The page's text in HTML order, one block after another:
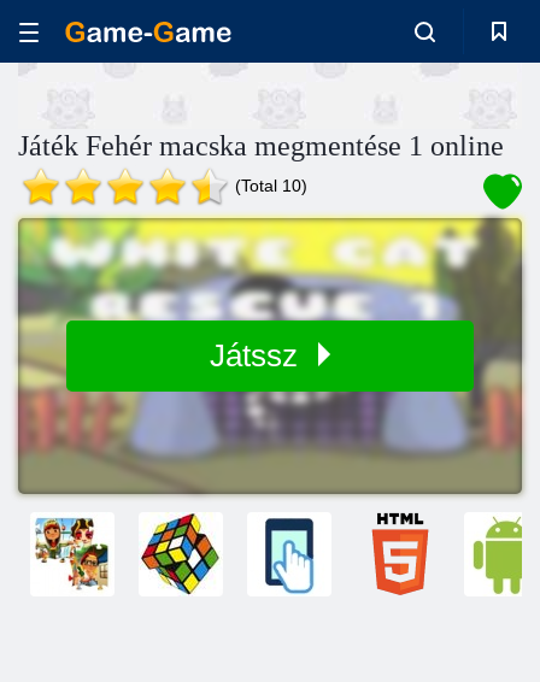
Játék Fehér macska megmentése 1 online
(Total 10)
Játssz